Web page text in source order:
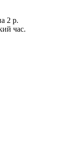
2 р.
час.